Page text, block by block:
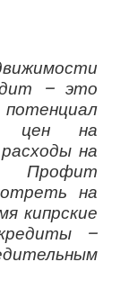
– это
цен на
на
Профит
на
кипрские
–